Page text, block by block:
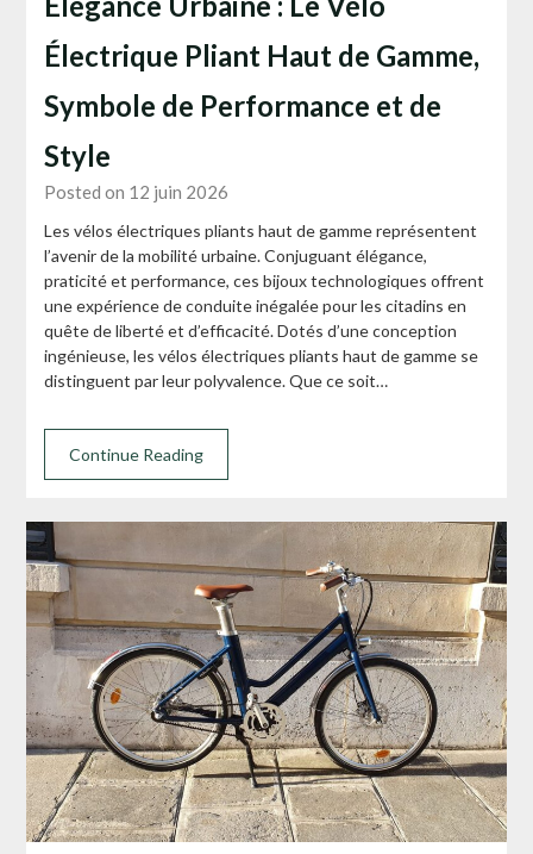
Électrique Pliant Haut de Gamme,
Symbole de Performance et de
Style
Posted on 12 juin 2026
Les vélos électriques pliants haut de gamme représentent
l’avenir de la mobilité urbaine. Conjuguant élégance,
praticité et performance, ces bijoux technologiques offrent
une expérience de conduite inégalée pour les citadins en
quête de liberté et d’efficacité. Dotés d’une conception
ingénieuse, les vélos électriques pliants haut de gamme se
distinguent par leur polyvalence. Que ce soit…
Continue Reading